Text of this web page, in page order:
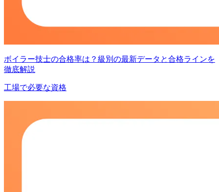
ボイラー技士の合格率は？級別の最新データと合格ラインを
徹底解説
工場で必要な資格